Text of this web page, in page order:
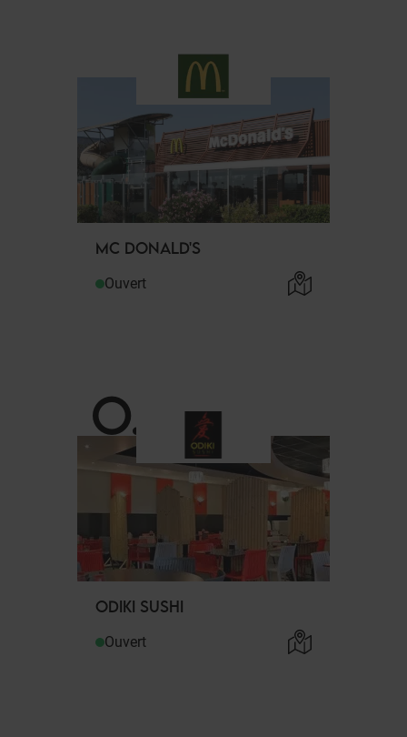
MC DONALD'S
Ouvert
O.
ODIKI SUSHI
Ouvert